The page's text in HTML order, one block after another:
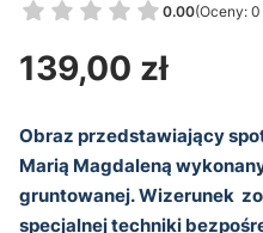
0.00(Oceny:
Przejdź do
Cena
139,00 zł
Obraz przedstawiający
Marią Magdaleną
gruntowanej.Wizerunek
specjalnej techniki